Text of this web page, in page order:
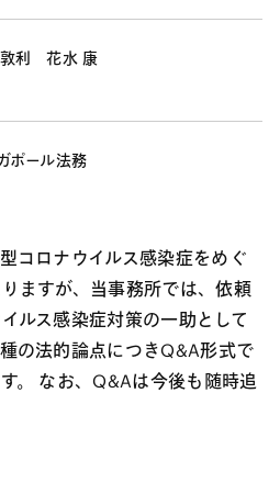
利 花水 康
ポール法務
コロナウイルス感染症をめぐ
ますが、当事務所では、依頼
ルス感染症対策の一助として
の法的論点につきQ&A形式で
。 なお、Q&Aは今後も随時追